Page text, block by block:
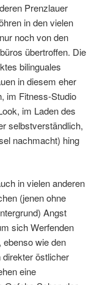
Prenzlauer
in den vielen
noch von den
übertroffen. Die
bilinguales
in diesem eher
im Fitness-Studio
im Laden des
selbstverständlich,
nachmacht) hing
in vielen anderen
(jenen ohne
Angst
sich Werfenden
ebenso wie den
direkter östlicher
eine